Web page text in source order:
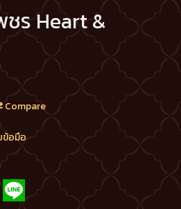
ร Heart &
Compare
อมือ